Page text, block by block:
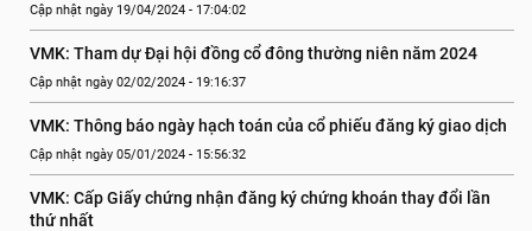
Cập nhật ngày 19/04/2024 - 17:04:02
VMK: Tham dự Đại hội đồng cổ đông thường niên năm 2024
Cập nhật ngày 02/02/2024 - 19:16:37
VMK: Thông báo ngày hạch toán của cổ phiếu đăng ký giao dịch
Cập nhật ngày 05/01/2024 - 15:56:32
VMK: Cấp Giấy chứng nhận đăng ký chứng khoán thay đổi lần
thứ nhất